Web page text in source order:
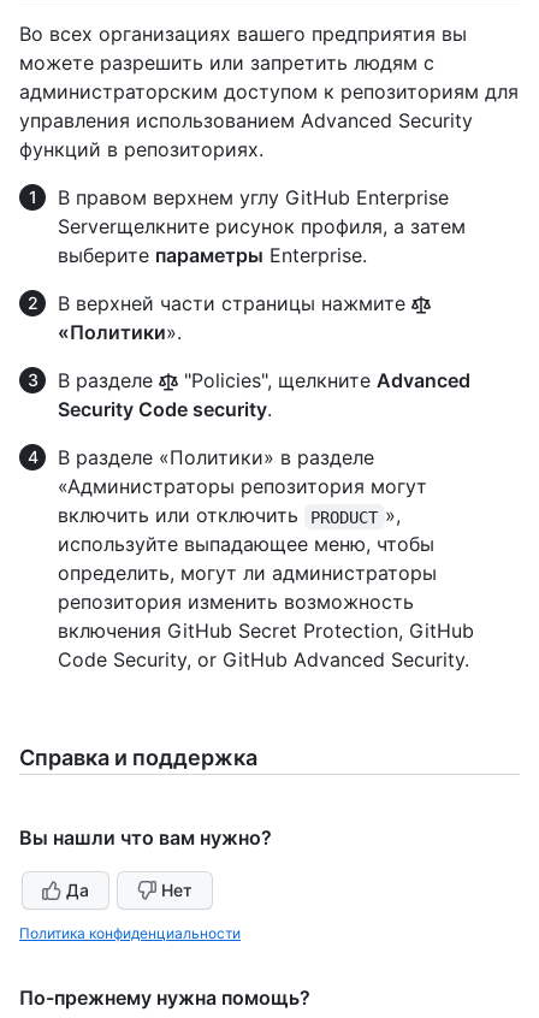
Во всех организациях вашего предприятия вы
можете разрешить или запретить людям с
администраторским доступом к репозиториям для
управления использованием Advanced Security
функций в репозиториях.
В правом верхнем углу GitHub Enterprise
Serverщелкните рисунок профиля, а затем
выберите параметры Enterprise.
В верхней части страницы нажмите
«Политики».
В разделе
"Policies", щелкните Advanced
Security Code security.
В разделе «Политики» в разделе
«Администраторы репозитория могут
включить или отключить
PRODUCT »,
используйте выпадающее меню, чтобы
определить, могут ли администраторы
репозитория изменить возможность
включения GitHub Secret Protection, GitHub
Code Security, or GitHub Advanced Security.
Справка и поддержка
Вы нашли что вам нужно?
Да Нет
Политика конфиденциальности
По-прежнему нужна помощь?